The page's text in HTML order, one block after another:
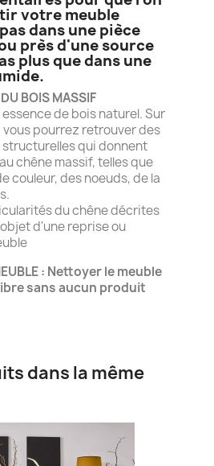
votre meuble
dans une pièce
près d'une source
plus que dans une
BOIS MASSIF
de bois naturel. Sur
vous pourrez retrouver des
qui donnent
chêne massif, telles que
couleur, des noeuds, de la
du chêne décrites
d'une reprise ou
: Nettoyer le meuble
sans aucun produit
dans la même